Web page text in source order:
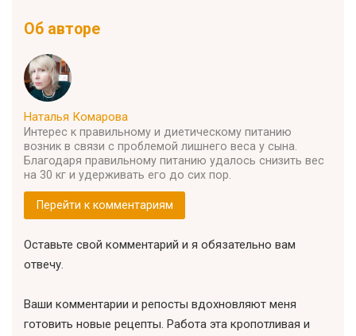
Об авторе
Наталья Комарова
Интерес к правильному и диетическому питанию
возник в связи с проблемой лишнего веса у сына.
Благодаря правильному питанию удалось снизить вес
на 30 кг и удерживать его до сих пор.
Перейти к комментариям
Оставьте свой комментарий и я обязательно вам
отвечу.
Ваши комментарии и репосты вдохновляют меня
готовить новые рецепты. Работа эта кропотливая и